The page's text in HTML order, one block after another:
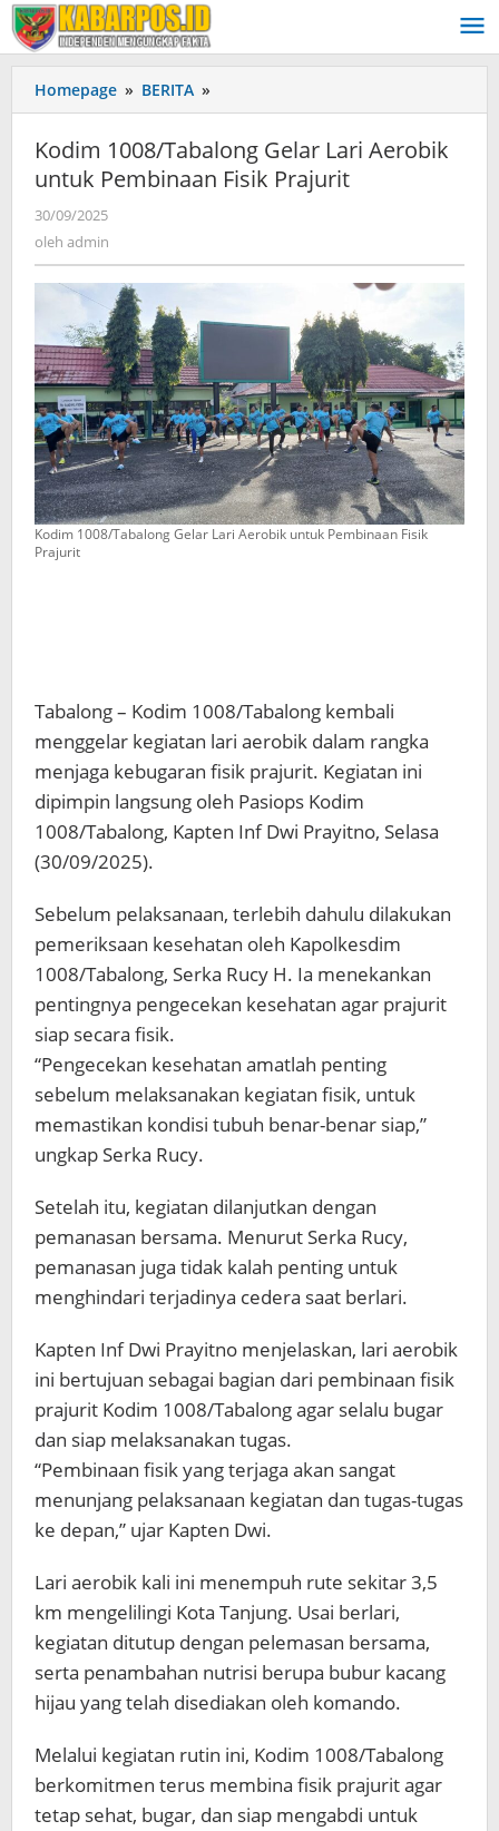
Lewati
ke
konten
Homepage » BERITA »
1008/Tabalong
Gelar
Lari
Aerobik
Kodim 1008/Tabalong Gelar Lari Aerobik
untuk Pembinaan Fisik Prajurit
30/09/2025
oleh admin
Kodim 1008/Tabalong Gelar Lari Aerobik untuk Pembinaan Fisik
Prajurit
Tabalong – Kodim 1008/Tabalong kembali
menggelar kegiatan lari aerobik dalam rangka
menjaga kebugaran fisik prajurit. Kegiatan ini
dipimpin langsung oleh Pasiops Kodim
1008/Tabalong, Kapten Inf Dwi Prayitno, Selasa
(30/09/2025).
Sebelum pelaksanaan, terlebih dahulu dilakukan
pemeriksaan kesehatan oleh Kapolkesdim
1008/Tabalong, Serka Rucy H. Ia menekankan
pentingnya pengecekan kesehatan agar prajurit
siap secara fisik.
“Pengecekan kesehatan amatlah penting
sebelum melaksanakan kegiatan fisik, untuk
memastikan kondisi tubuh benar-benar siap,”
ungkap Serka Rucy.
Setelah itu, kegiatan dilanjutkan dengan
pemanasan bersama. Menurut Serka Rucy,
pemanasan juga tidak kalah penting untuk
menghindari terjadinya cedera saat berlari.
Kapten Inf Dwi Prayitno menjelaskan, lari aerobik
ini bertujuan sebagai bagian dari pembinaan fisik
prajurit Kodim 1008/Tabalong agar selalu bugar
dan siap melaksanakan tugas.
“Pembinaan fisik yang terjaga akan sangat
menunjang pelaksanaan kegiatan dan tugas-tugas
ke depan,” ujar Kapten Dwi.
Lari aerobik kali ini menempuh rute sekitar 3,5
km mengelilingi Kota Tanjung. Usai berlari,
kegiatan ditutup dengan pelemasan bersama,
serta penambahan nutrisi berupa bubur kacang
hijau yang telah disediakan oleh komando.
Melalui kegiatan rutin ini, Kodim 1008/Tabalong
berkomitmen terus membina fisik prajurit agar
tetap sehat, bugar, dan siap mengabdi untuk